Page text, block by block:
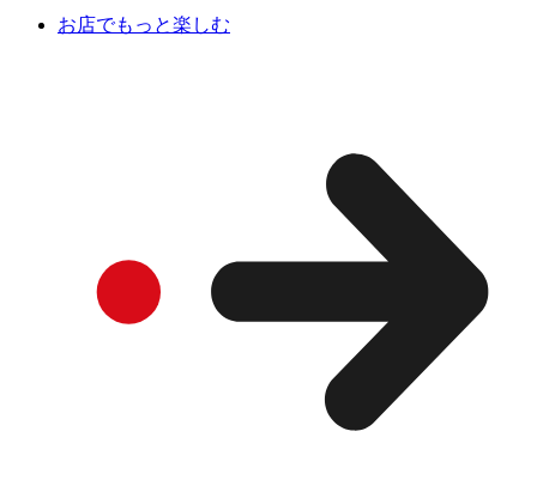
お店でもっと楽しむ